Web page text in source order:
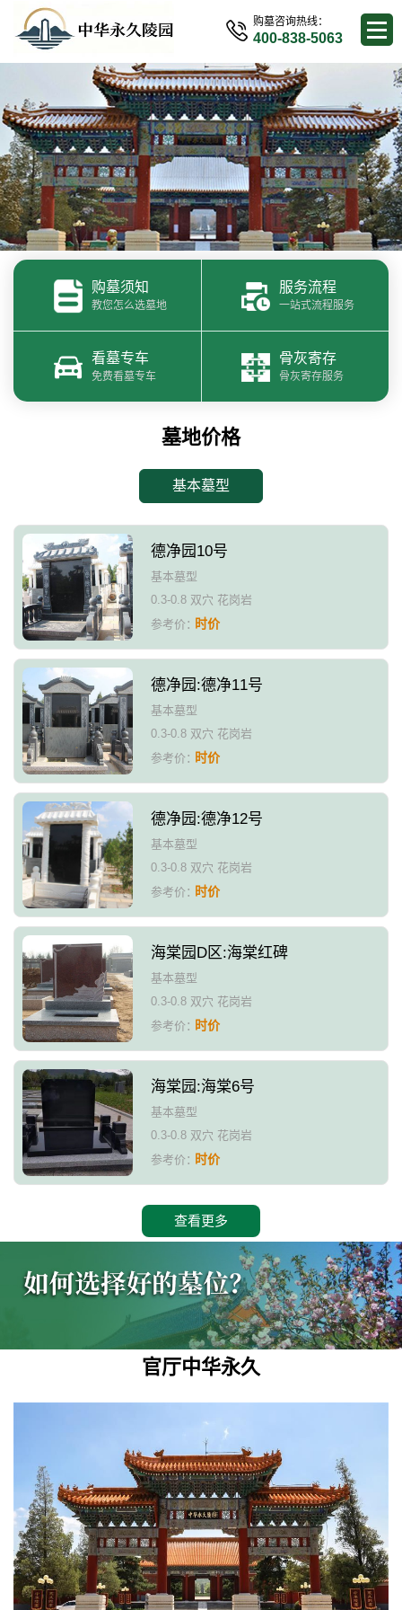
购墓咨询热线：
400-838-5063
购墓须知
教您怎么选墓地
服务流程
一站式流程服务
看墓专车
免费看墓专车
骨灰寄存
骨灰寄存服务
墓地价格
基本墓型
德净园10号
基本墓型
0.3-0.8 双穴 花岗岩
参考价：时价
德净园:德净11号
基本墓型
0.3-0.8 双穴 花岗岩
参考价：时价
德净园:德净12号
基本墓型
0.3-0.8 双穴 花岗岩
参考价：时价
海棠园D区:海棠红碑
基本墓型
0.3-0.8 双穴 花岗岩
参考价：时价
海棠园:海棠6号
基本墓型
0.3-0.8 双穴 花岗岩
参考价：时价
查看更多
官厅中华永久